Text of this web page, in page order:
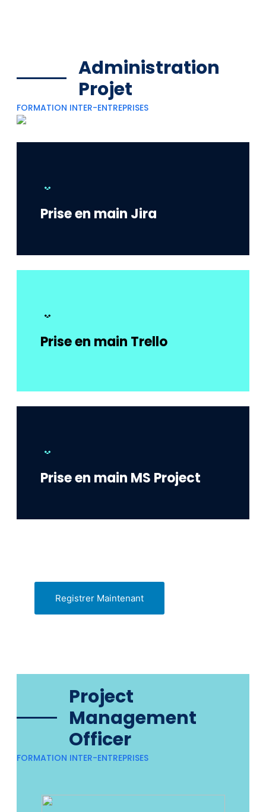
Administration
Projet
FORMATION INTER-ENTREPRISES
Prise en main Jira
Prise en main Trello
Prise en main MS Project
Registrer Maintenant
Project
Management
Officer
FORMATION INTER-ENTREPRISES